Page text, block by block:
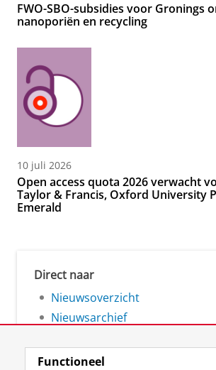
FWO-SBO-subsidies voor Gronings
nanoporiën en recycling
10 juli 2026
Open access quota 2026 verwacht
Taylor & Francis, Oxford University
Emerald
Direct naar
Nieuwsoverzicht
Nieuwsarchief
Functioneel